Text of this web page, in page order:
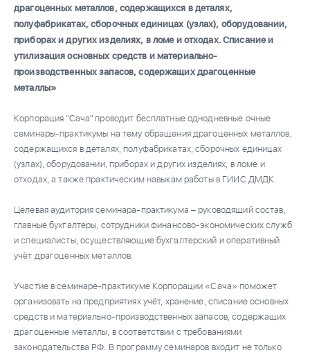
драгоценных металлов, содержащихся в деталях,
полуфабрикатах, сборочных единицах (узлах), оборудовании,
приборах и других изделиях, в ломе и отходах. Списание и
утилизация основных средств и материально-
производственных запасов, содержащих драгоценные
металлы»
Корпорация "Сача" проводит бесплатные однодневные очные
семинары-практикумы на тему обращения драгоценных металлов,
содержащихся в деталях, полуфабрикатах, сборочных единицах
(узлах), оборудовании, приборах и других изделиях, в ломе и
отходах, а также практическим навыкам работы в ГИИС ДМДК.
Целевая аудитория семинара-практикума – руководящий состав,
главные бухгалтеры, сотрудники финансово-экономических служб
и специалисты, осуществляющие бухгалтерский и оперативный
учёт драгоценных металлов.
Участие в семинаре-практикуме Корпорации «Сача» поможет
организовать на предприятиях учёт, хранение, списание основных
средств и материально-производственных запасов, содержащих
драгоценные металлы, в соответствии с требованиями
законодательства РФ. В программу семинаров входит не только